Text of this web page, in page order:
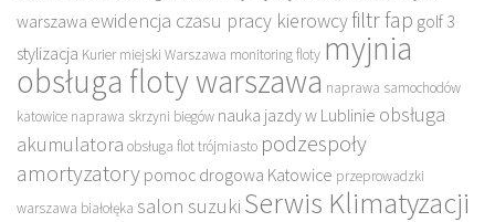
warszawa ewidencja czasu pracy kierowcyfiltr fap golf 3
stylizacja Kurier miejski Warszawa monitoring floty myjnia
obsługa floty warszawa naprawa samochodów
katowice naprawa skrzyni biegów nauka jazdy w Lublinie obsługa
akumulatora obsługa flot trójmiasto podzespoły
amortyzatory pomoc drogowa Katowice przeprowadzki
warszawa białołęka salon suzuki Serwis Klimatyzacji